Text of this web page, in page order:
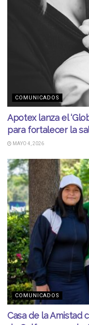
COMUNICADOS
Apotex lanza el
para fortalecer la
MAYO 4, 2026
COMUNICADOS
Casa de la Amistad